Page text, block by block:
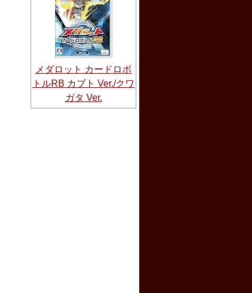
メダロット カードロボ
トルRB カブト Ver./クワ
ガタ Ver.